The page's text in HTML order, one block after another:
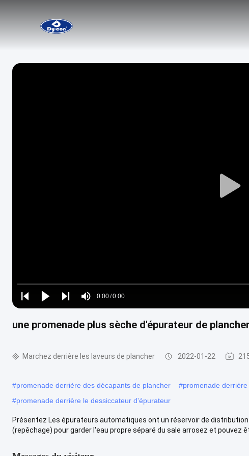
Play
Play
Play
Mute
Time
0:00/0:00
Loaded:
0%
une promenade plus sèche d'épurateur de
Marchez derrière les laveurs de plancher 2022-01-22
#promenade derrière des décapants de plancher #promenade
#promenade derrière le dessiccateur d'épurateur
Présentez Les épurateurs automatiques ont un réservoir de
(repêchage) pour garder l'eau propre séparé du sale arrosez et pouvez